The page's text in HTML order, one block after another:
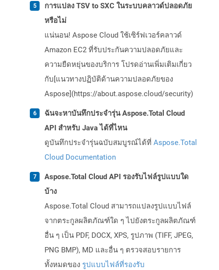
การแปลง TSV to SXC ในระบบคลาวด์ปลอดภัย
หรือไม่
แน่นอน! Aspose Cloud ใช้เซิร์ฟเวอร์คลาวด์
Amazon EC2 ที่รับประกันความปลอดภัยและ
ความยืดหยุ่นของบริการ โปรดอ่านเพิ่มเติมเกี่ยว
กับ[แนวทางปฏิบัติด้านความปลอดภัยของ
Aspose](https://about.aspose.cloud/security)
ฉันจะหาบันทึกประจำรุ่น Aspose.Total Cloud
API สำหรับ Java ได้ที่ไหน
ดูบันทึกประจำรุ่นฉบับสมบูรณ์ได้ที่ Aspose.Total
Cloud Documentation
Aspose.Total Cloud API รองรับไฟล์รูปแบบใด
บ้าง
Aspose.Total Cloud สามารถแปลงรูปแบบไฟล์
จากตระกูลผลิตภัณฑ์ใด ๆ ไปยังตระกูลผลิตภัณฑ์
อื่น ๆ เป็น PDF, DOCX, XPS, รูปภาพ (TIFF, JPEG,
PNG BMP), MD และอื่น ๆ ตรวจสอบรายการ
ทั้งหมดของ รูปแบบไฟล์ที่รองรับ